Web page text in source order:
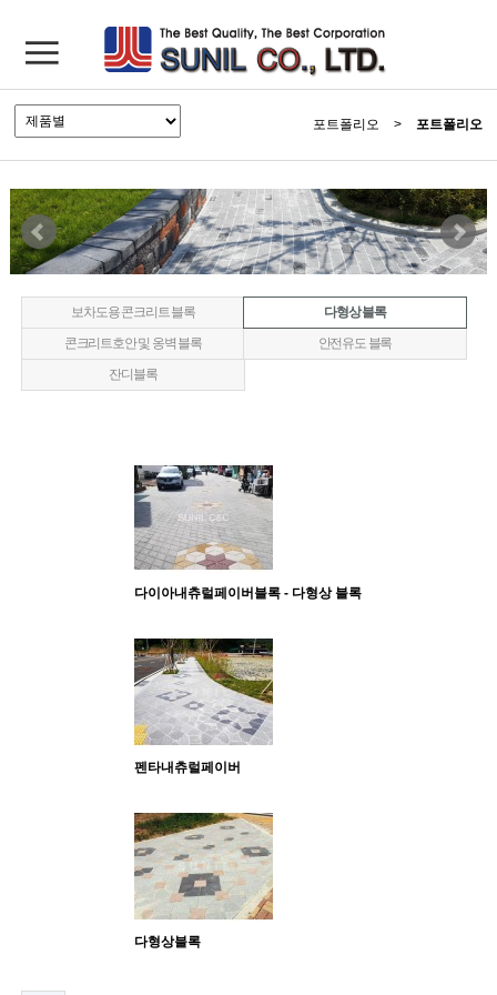
포트폴리오 > 포트폴리오
보차도용 콘크리트 블록
다형상 블록
콘크리트호안 및 옹벽 블록
안전유도 블록
잔디블록
다이아내츄럴페이버블록 - 다형상 블록
펜타내츄럴페이버
다형상블록